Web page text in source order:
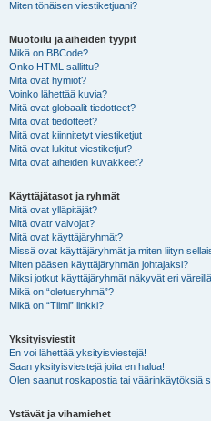
Miten tönäisen viestiketjuani?
Muotoilu ja aiheiden tyypit
Mikä on BBCode?
Onko HTML sallittu?
Mitä ovat hymiöt?
Voinko lähettää kuvia?
Mitä ovat globaalit tiedotteet?
Mitä ovat tiedotteet?
Mitä ovat kiinnitetyt viestiketjut
Mitä ovat lukitut viestiketjut?
Mitä ovat aiheiden kuvakkeet?
Käyttäjätasot ja ryhmät
Mitä ovat ylläpitäjät?
Mitä ovatr valvojat?
Mitä ovat käyttäjäryhmät?
Missä ovat käyttäjäryhmät ja miten liityn
Miten pääsen käyttäjäryhmän johtajaksi?
Miksi jotkut käyttäjäryhmät näkyvät eri
Mikä on “oletusryhmä”?
Mikä on “Tiimi” linkki?
Yksityisviestit
En voi lähettää yksityisviestejä!
Saan yksityisviestejä joita en halua!
Olen saanut roskapostia tai väärinkäytöksiä
Ystävät ja vihamiehet